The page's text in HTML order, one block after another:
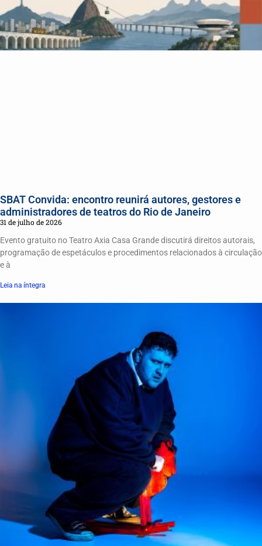
SBAT Convida: encontro reunirá autores, gestores e
administradores de teatros do Rio de Janeiro
31 de julho de 2026
Evento gratuito no Teatro Axia Casa Grande discutirá direitos autorais,
programação de espetáculos e procedimentos relacionados à circulação
e à
Leia na íntegra